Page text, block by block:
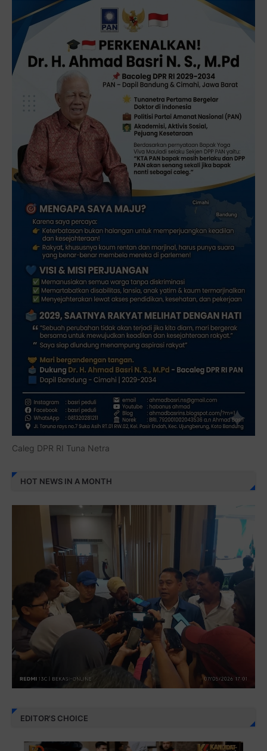
Caleg DPR RI Tuna Netra
HOT NEWS IN A MONTH
EDITOR'S CHOICE